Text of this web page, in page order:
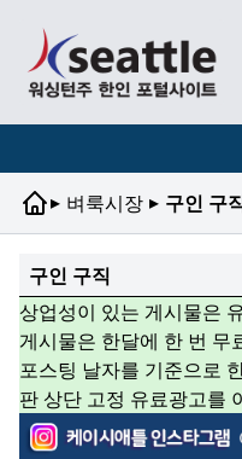
▸ 벼룩시장 ▸ 구인 구
구인 구직
상업성이 있는 게시물은
게시물은 한달에 한 번 무
포스팅 날자를 기준으로
판 상단 고정 유료광고를